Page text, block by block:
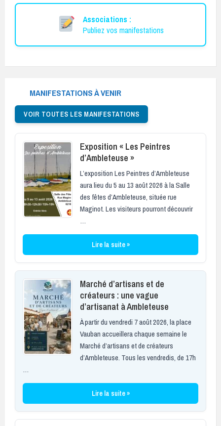
Associations :
Publiez vos manifestations
MANIFESTATIONS À VENIR
VOIR TOUTES LES MANIFESTATIONS
Exposition « Les Peintres
d’Ambleteuse »
L’exposition Les Peintres d’Ambleteuse
aura lieu du 5 au 13 août 2026 à la Salle
des fêtes d’Ambleteuse, située rue
Maginot. Les visiteurs pourront découvrir
…
Lire la suite »
Marché d’artisans et de
créateurs : une vague
d’artisanat à Ambleteuse
À partir du vendredi 7 août 2026, la place
Vauban accueillera chaque semaine le
Marché d’artisans et de créateurs
d’Ambleteuse. Tous les vendredis, de 17h
…
Lire la suite »